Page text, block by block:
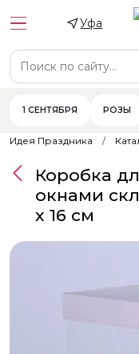
Уфа
1 СЕНТЯБРЯ РОЗЫ
Идея Праздника
Коробка
окнами
х 16 см